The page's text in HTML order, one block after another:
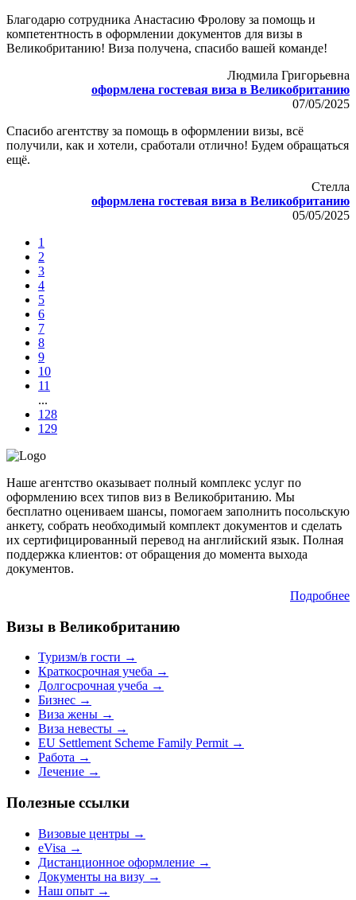
Благодарю сотрудника Анастасию Фролову за помощь и
компетентность в оформлении документов для визы в
Великобританию! Виза получена, спасибо вашей команде!
Людмила Григорьевна
оформлена гостевая виза в Великобританию
07/05/2025
Спасибо агентству за помощь в оформлении визы, всё
получили, как и хотели, сработали отлично! Будем обращаться
ещё.
Стелла
оформлена гостевая виза в Великобританию
05/05/2025
1
2
3
4
5
6
7
8
9
10
11
...
128
129
Наше агентство оказывает полный комплекс услуг по
оформлению всех типов виз в Великобританию. Мы
бесплатно оцениваем шансы, помогаем заполнить посольскую
анкету, собрать необходимый комплект документов и сделать
их сертифицированный перевод на английский язык. Полная
поддержка клиентов: от обращения до момента выхода
документов.
Подробнее
Визы в Великобританию
Туризм/в гости →
Краткосрочная учеба →
Долгосрочная учеба →
Бизнес →
Виза жены →
Виза невесты →
EU Settlement Scheme Family Permit →
Работа →
Лечение →
Полезные ссылки
Визовые центры →
eVisa →
Дистанционное оформление →
Документы на визу →
Наш опыт →